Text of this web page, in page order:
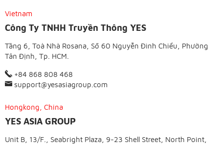
Vietnam
Công Ty TNHH Truyền Thông YES
Tầng 6, Toà Nhà Rosana, Số 60 Nguyễn Đình Chiểu, Phường
Tân Định, Tp. HCM.
+84 868 808 468
support@yesasiagroup.com
Hongkong, China
YES ASIA GROUP
Unit B, 13/F., Seabright Plaza, 9-23 Shell Street, North Point,